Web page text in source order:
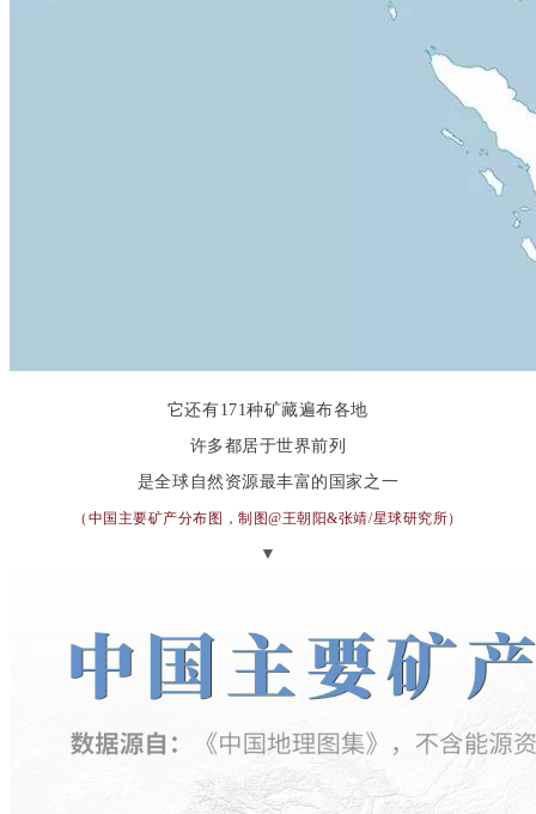
它还有171种矿藏遍布各地
许多都居于世界前列
是全球自然资源最丰富的国家之一
（中国主要矿产分布图，制图@王朝阳&张靖/星球研究所）
▼